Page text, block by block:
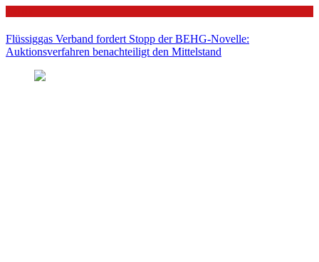
Flüssiggas Verband fordert Stopp der BEHG-Novelle:
Auktionsverfahren benachteiligt den Mittelstand